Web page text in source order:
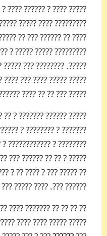
? ???? ? ??? ??? ? ??????
????? ????? ???? ??? ??
???? ?????? ?? ??? ? ?? ?
?????? ??????? ?????
?? ?? ?????? ?????????
??????? ???? ????? ?
? ?????????? ???? ?????.
????? ?????? ? ??????
? ???????? ? ??????? ?
? ???????? ?? ????
? ????? ?? ?? ????????
???? ????? ?? ?????
??? ?? ??????? ??????.
?? ????? ???? ?? ??????
??????? ??? ? ??? ????